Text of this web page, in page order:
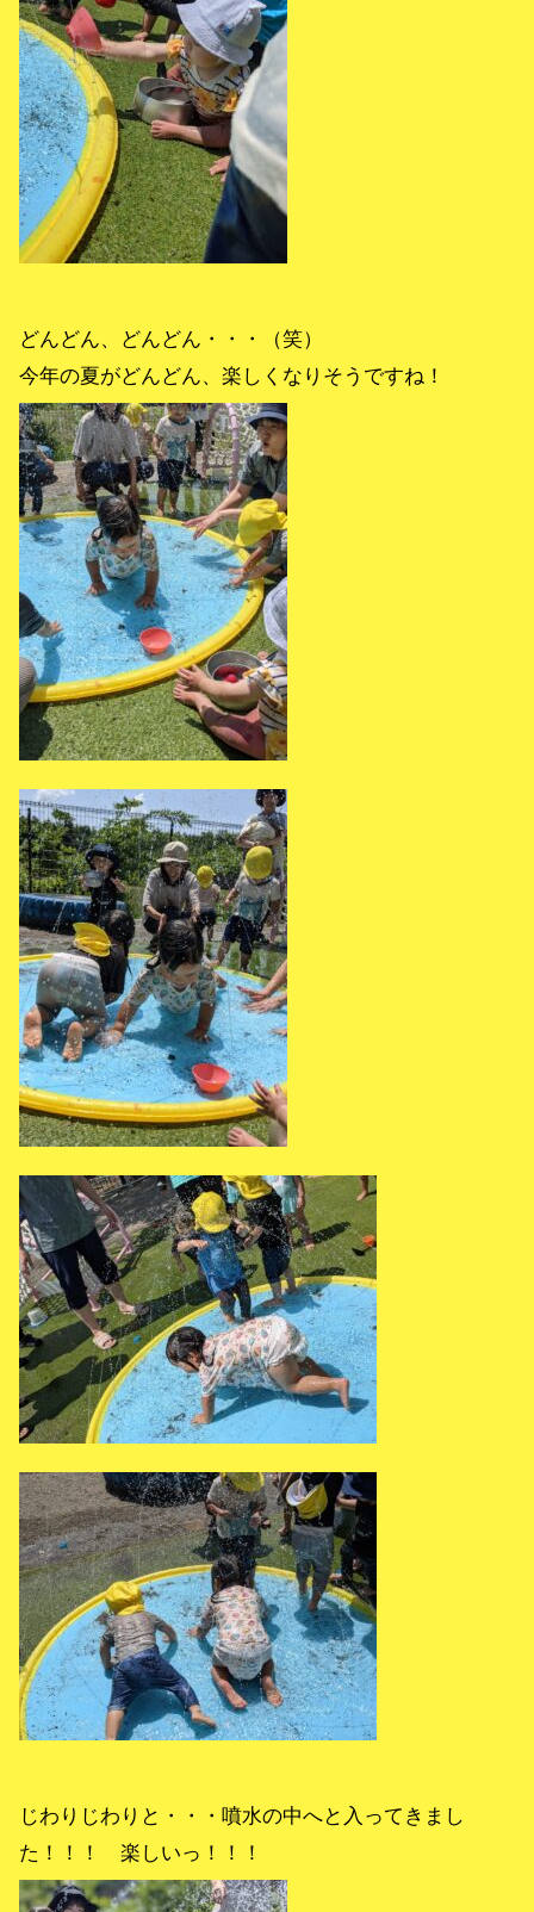
どんどん、どんどん・・・（笑）
今年の夏がどんどん、楽しくなりそうですね！
じわりじわりと・・・噴水の中へと入ってきまし
た！！！ 楽しいっ！！！